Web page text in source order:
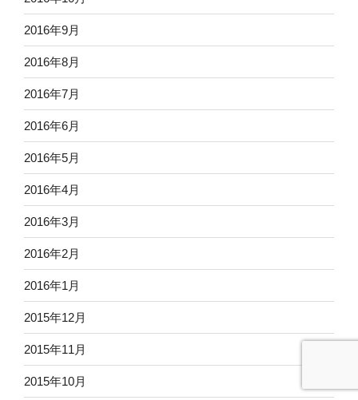
2016年9月
2016年8月
2016年7月
2016年6月
2016年5月
2016年4月
2016年3月
2016年2月
2016年1月
2015年12月
2015年11月
2015年10月